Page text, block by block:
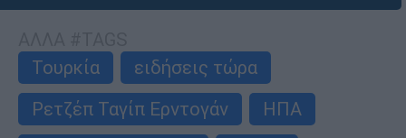
Τουρκία
ειδήσεις τώρα
Ρετζέπ Ταγίπ Ερντογάν
ΗΠΑ